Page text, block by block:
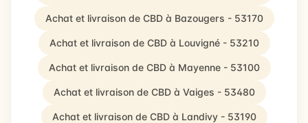
Achat et livraison de CBD à Bazougers - 53170
Achat et livraison de CBD à Louvigné - 53210
Achat et livraison de CBD à Mayenne - 53100
Achat et livraison de CBD à Vaiges - 53480
Achat et livraison de CBD à Landivy - 53190